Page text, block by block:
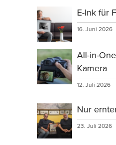
E-Ink für
16. Juni 2026
All-in-
Kamera
12. Juli 2026
Nur
23. Juli 2026